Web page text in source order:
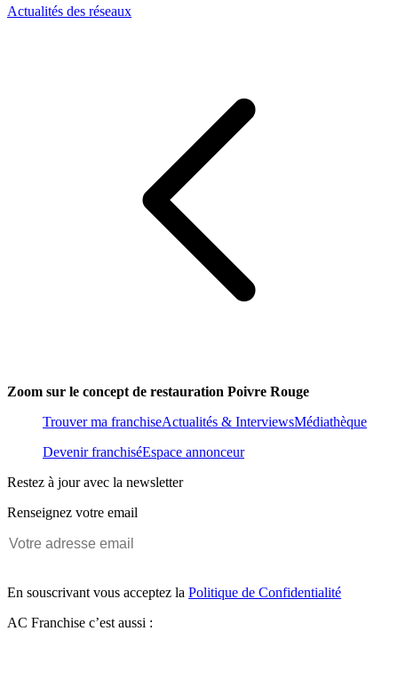
Actualités des réseaux
Zoom sur le concept de restauration Poivre Rouge
Trouver ma franchiseActualités & InterviewsMédiathèque
Devenir franchiséEspace annonceur
Restez à jour avec la newsletter
Renseignez votre email
En souscrivant vous acceptez la Politique de Confidentialité
AC Franchise c’est aussi :